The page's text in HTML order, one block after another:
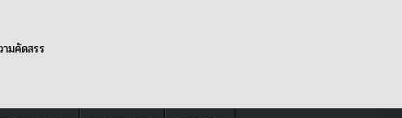
มคัดสรร